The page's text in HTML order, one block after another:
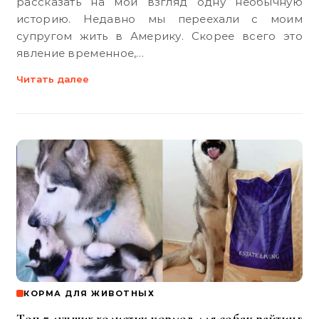
историю. Недавно мы переехали с моим
супругом жить в Америку. Скорее всего это
явление временное,…
Читать далее
КОРМА ДЛЯ ЖИВОТНЫХ